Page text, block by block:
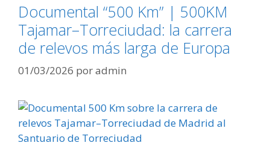
Documental “500 Km” | 500KM
Tajamar–Torreciudad: la carrera
de relevos más larga de Europa
01/03/2026 poradmin